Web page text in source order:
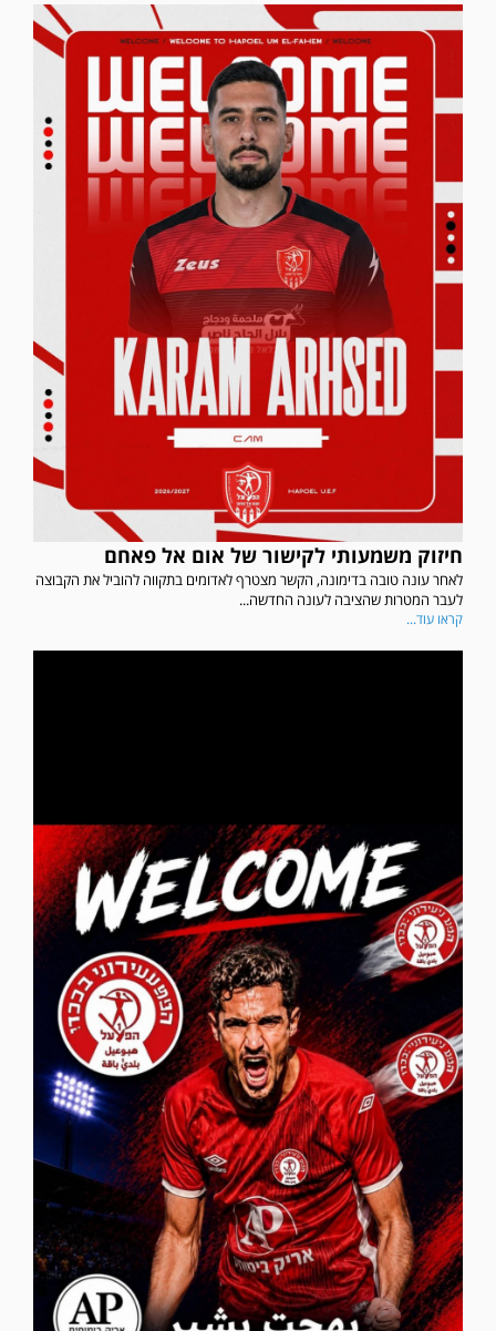
חיזוק משמעותי לקישור של אום אל פאחם
לאחר עונה טובה בדימונה, הקשר מצטרף לאדומים בתקווה להוביל את הקבוצה
לעבר המטרות שהציבה לעונה החדשה...
קראו עוד...